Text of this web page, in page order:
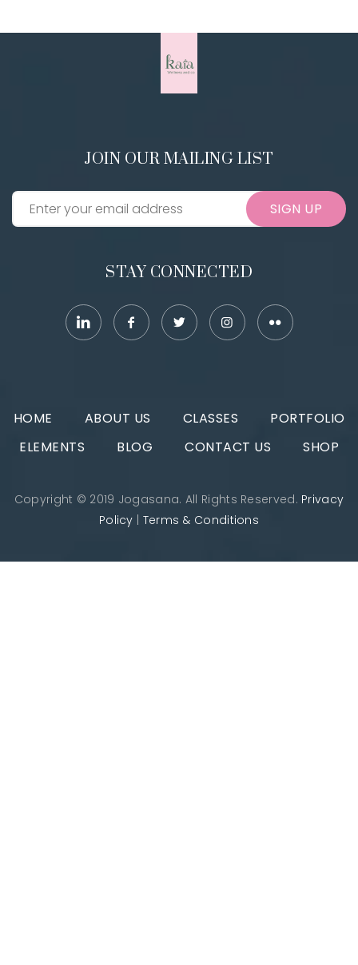
JOIN OUR MAILING LIST
SIGN UP
STAY CONNECTED
HOME ABOUT US CLASSES
PORTFOLIO
ELEMENTS
BLOG CONTACT US SHOP
Copyright © 2019 Jogasana. All Rights Reserved. Privacy
Policy
Terms & Conditions